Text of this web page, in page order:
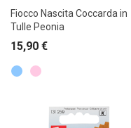
Fiocco Nascita Coccarda in
Tulle Peonia
15,90 €